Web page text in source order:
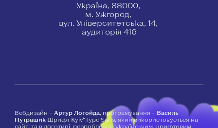
Україна, 88000,
м. Ужгород,
вул. Університетська, 14,
аудиторія 416
Вебдизайн – Артур Логойда, програмування – Василь
Путрашик Шрифт Kyiv*Type Sans, який використовується на
сайті та в логотипі, розроблений українським шрифтовим